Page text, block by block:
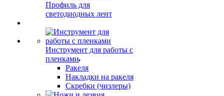
Профиль для
светодиодных лент
Инструмент для работы с
пленками
Ракеля
Накладки на ракеля
Скребки (чизлеры)